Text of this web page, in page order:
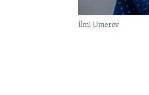
İlmi Umerov